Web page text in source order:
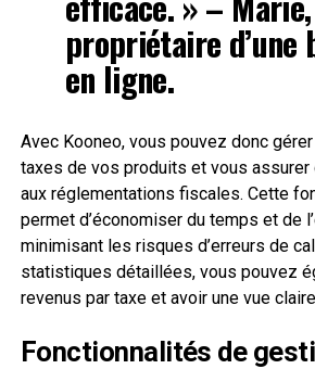
propriétaire d’une
en ligne.
Avec Kooneo, vous pouvez donc
taxes de vos produits et vous
aux réglementations fiscales. Cette
permet d’économiser du temps et de
minimisant les risques d’erreurs de
statistiques détaillées, vous pouvez
revenus par taxe et avoir une vue
Fonctionnalités de